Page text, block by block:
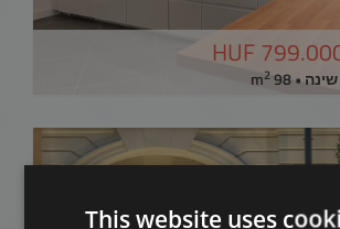
799.000
2
This website uses